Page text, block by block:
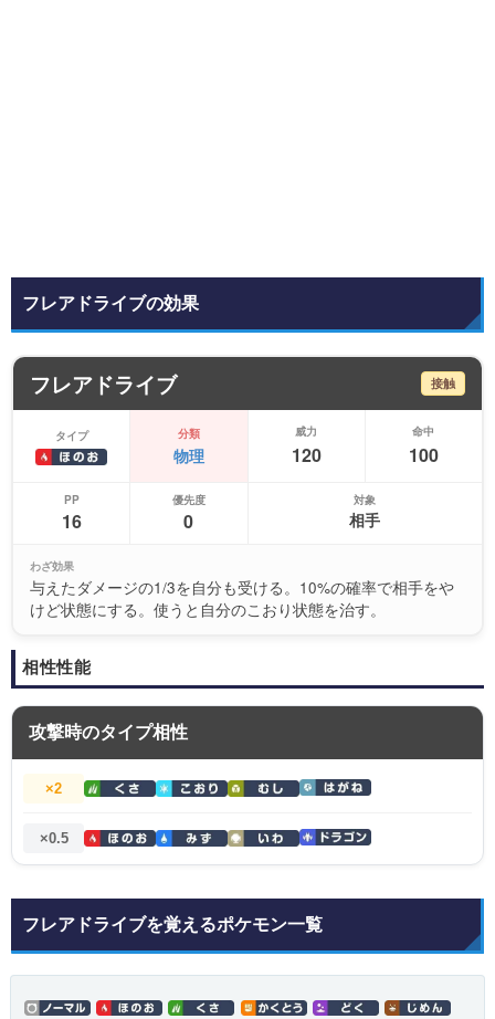
フレアドライブの効果
フレアドライブ 接触
タイプ 分類
物理
威力
120
命中
100
PP
16
優先度
0
対象
相手
わざ効果
与えたダメージの1/3を自分も受ける。10%の確率で相手をや
けど状態にする。使うと自分のこおり状態を治す。
相性性能
攻撃時のタイプ相性
×2
×0.5
フレアドライブを覚えるポケモン一覧